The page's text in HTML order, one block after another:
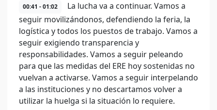
00:41 - 01:02
La lucha va a continuar. Vamos a
seguir movilizándonos, defendiendo la feria, la
logística y todos los puestos de trabajo. Vamos a
seguir exigiendo transparencia y
responsabilidades. Vamos a seguir peleando
para que las medidas del ERE hoy sostenidas no
vuelvan a activarse. Vamos a seguir interpelando
a las instituciones y no descartamos volver a
utilizar la huelga si la situación lo requiere.